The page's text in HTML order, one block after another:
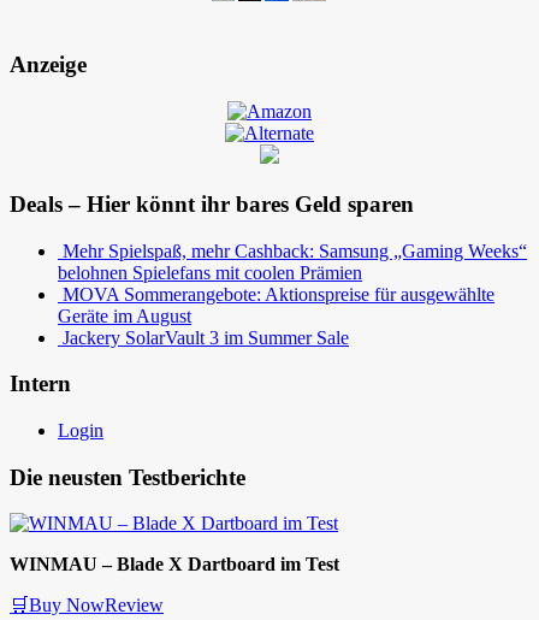
Anzeige
Deals – Hier könnt ihr bares Geld sparen
Mehr Spielspaß, mehr Cashback: Samsung „Gaming Weeks“
belohnen Spielefans mit coolen Prämien
MOVA Sommerangebote: Aktionspreise für ausgewählte
Geräte im August
Jackery SolarVault 3 im Summer Sale
Intern
Login
Die neusten Testberichte
WINMAU – Blade X Dartboard im Test
🛒Buy NowReview